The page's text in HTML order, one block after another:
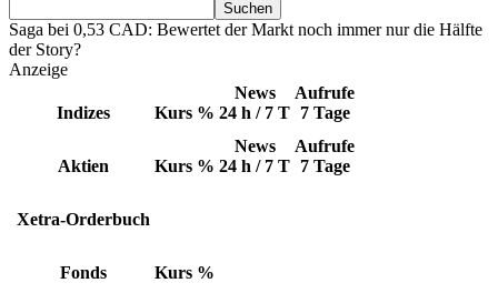
Saga bei 0,53 CAD: Bewertet der Markt noch immer nur die Hälfte
der Story?
Anzeige
Indizes Kurs %
News
24 h / 7 T
Aufrufe
7 Tage
Aktien Kurs %
News
24 h / 7 T
Aufrufe
7 Tage
Xetra-Orderbuch
Fonds Kurs %